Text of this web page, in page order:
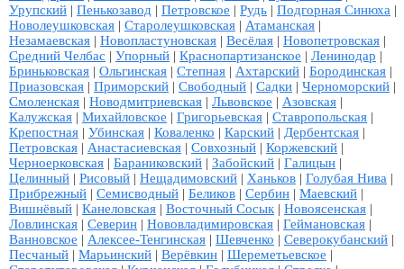
Урупский | Пенькозавод | Петровское | Рудь | Подгорная Синюха |
Новолеушковская | Старолеушковская | Атаманская |
Незамаевская | Новопластуновская | Весёлая | Новопетровская |
Средний Челбас | Упорный | Краснопартизанское | Ленинодар |
Бриньковская | Ольгинская | Степная | Ахтарский | Бородинская |
Приазовская | Приморский | Свободный | Садки | Черноморский |
Смоленская | Новодмитриевская | Львовское | Азовская |
Калужская | Михайловское | Григорьевская | Ставропольская |
Крепостная | Убинская | Коваленко | Карский | Дербентская |
Петровская | Анастасиевская | Совхозный | Коржевский |
Черноерковская | Бараниковский | Забойский | Галицын |
Целинный | Рисовый | Нещадимовский | Ханьков | Голубая Нива |
Прибрежный | Семисводный | Беликов | Сербин | Маевский |
Вишнёвый | Канеловская | Восточный Сосык| Новоясенская |
Ловлинская | Северин | Нововладимировская | Геймановская |
Ванновское | Алексее-Тенгинская | Шевченко | Северокубанский |
Песчаный | Марьинский | Верёвкин | Шереметьевское |